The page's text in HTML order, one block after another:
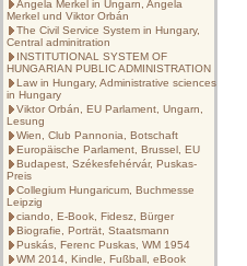
Angela Merkel in Ungarn, Angela
Merkel und Viktor Orbán
The Civil Service System in Hungary,
Central adminitration
INSTITUTIONAL SYSTEM OF
HUNGARIAN PUBLIC ADMINISTRATION
Law in Hungary, Administrative sciences
in Hungary
Viktor Orbán, EU Parlament, Ungarn,
Lesung
Wien, Club Pannonia, Botschaft
Europäische Parlament, Brussel, EU
Budapest, Székesfehérvár, Puskas-
Preis
Collegium Hungaricum, Buchmesse
Leipzig
ciando, E-Book, Fidesz, Bürger
Biografie, Porträt, Staatsmann
Puskás, Ferenc Puskas, WM 1954
WM 2014, Kindle, Fußball, eBook